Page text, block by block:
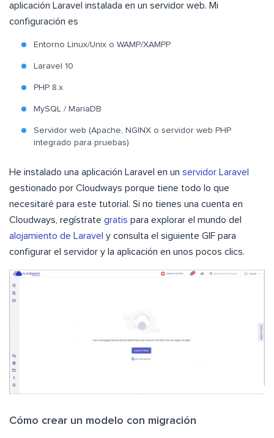
aplicación Laravel instalada en un servidor web. Mi
configuración es
Entorno Linux/Unix o WAMP/XAMPP
Laravel 10
PHP 8.x
MySQL / MariaDB
Servidor web (Apache, NGINX o servidor web PHP
integrado para pruebas)
He instalado una aplicación Laravel en un servidor Laravel
gestionado por Cloudways porque tiene todo lo que
necesitaré para este tutorial. Si no tienes una cuenta en
Cloudways, regístrate gratis para explorar el mundo del
alojamiento de Laravel y consulta el siguiente GIF para
configurar el servidor y la aplicación en unos pocos clics.
Cómo crear un modelo con migración